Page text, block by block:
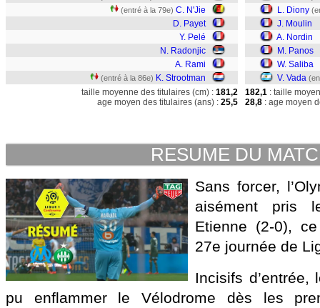
(entré à la 79e) C. N'Jie
D. Payet
Y. Pelé
N. Radonjic
A. Rami
(entré à la 86e) K. Strootman
L. Diony
J. Moulin
A. Nordin
M. Panos
W. Saliba
V. Vada
taille moyenne des titulaires (cm) : 181,2
age moyen des titulaires (ans) : 25,5
182,1 : taille
28,8 : age moyen
RESUME DU
Sans forcer,
aisément pris
Etienne (2-0),
27e journée de
Incisifs d’entrée,
pu enflammer le Vélodrome dès les